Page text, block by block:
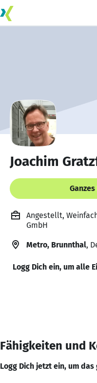
Joachim
Angestellt,
GmbH
Metro, Brunnthal,
Logg Dich ein, um alle
Fähigkeiten und
Logg Dich jetzt ein, um